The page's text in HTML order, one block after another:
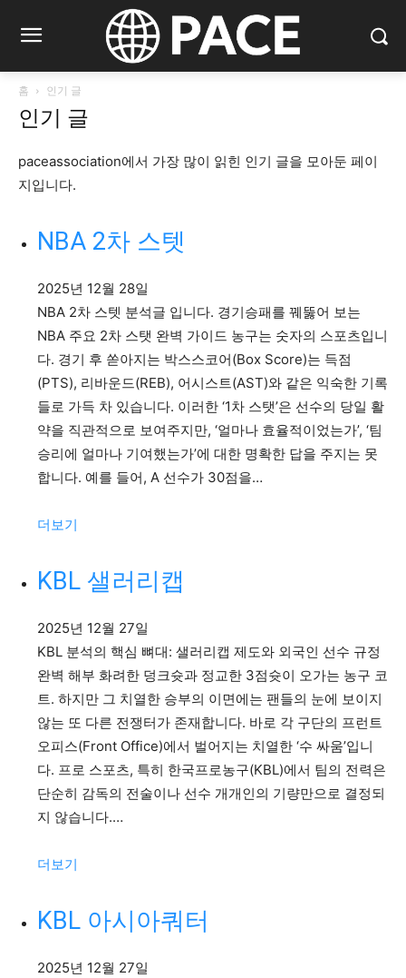
홈 인기 글
인기 글
paceassociation에서 가장 많이 읽힌 인기 글을 모아둔 페이
지입니다.
NBA 2차 스텟
2025년 12월 28일
NBA 2차 스텟 분석글 입니다. 경기승패를 꿰뚫어 보는
NBA 주요 2차 스탯 완벽 가이드 농구는 숫자의 스포츠입니
다. 경기 후 쏟아지는 박스스코어(Box Score)는 득점
(PTS), 리바운드(REB), 어시스트(AST)와 같은 익숙한 기록
들로 가득 차 있습니다. 이러한 ‘1차 스탯’은 선수의 당일 활
약을 직관적으로 보여주지만, ‘얼마나 효율적이었는가’, ‘팀
승리에 얼마나 기여했는가’에 대한 명확한 답을 주지는 못
합니다. 예를 들어, A 선수가 30점을…
더보기
차
스
KBL 샐러리캡
2025년 12월 27일
KBL 분석의 핵심 뼈대: 샐러리캡 제도와 외국인 선수 규정
완벽 해부 화려한 덩크슛과 정교한 3점슛이 오가는 농구 코
트. 하지만 그 치열한 승부의 이면에는 팬들의 눈에 보이지
않는 또 다른 전쟁터가 존재합니다. 바로 각 구단의 프런트
오피스(Front Office)에서 벌어지는 치열한 ‘수 싸움’입니
다. 프로 스포츠, 특히 한국프로농구(KBL)에서 팀의 전력은
단순히 감독의 전술이나 선수 개개인의 기량만으로 결정되
지 않습니다.…
더보기
러
리
KBL 아시아쿼터
2025년 12월 27일